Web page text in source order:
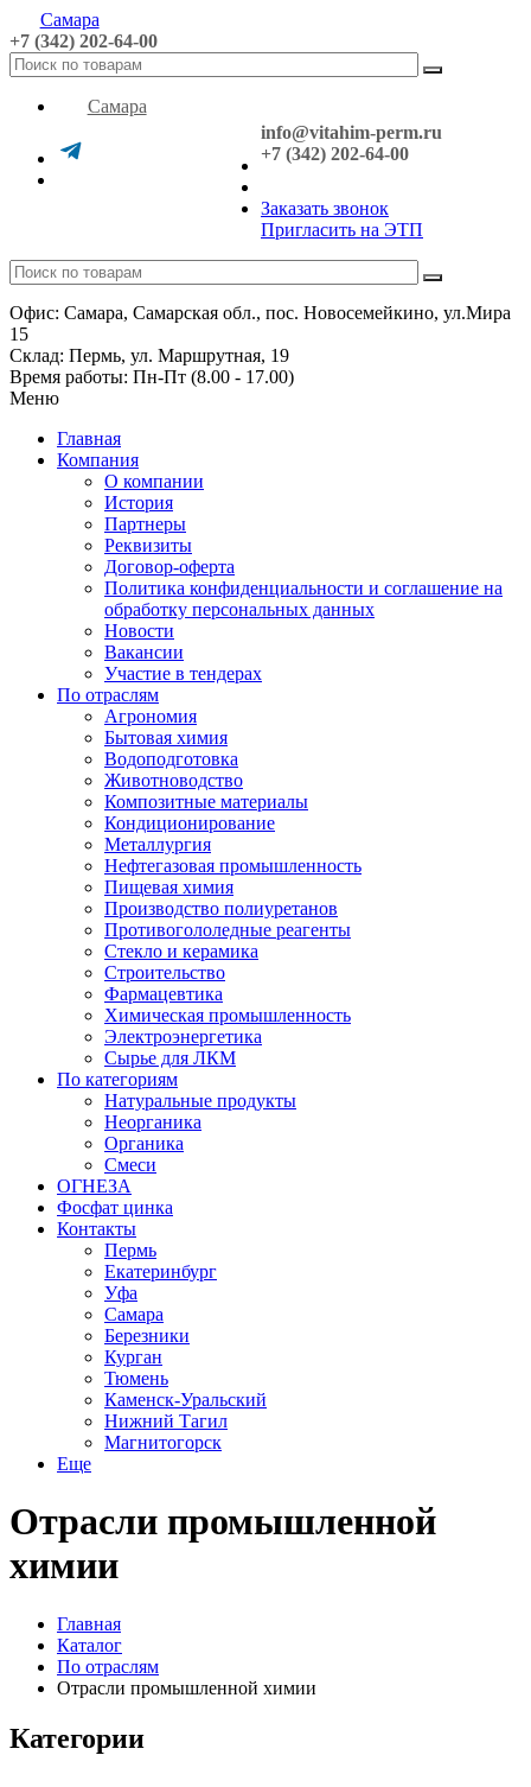
Самара
+7 (342) 202-64-00
Самара
info@vitahim-perm.ru
+7 (342) 202-64-00
Заказать звонок
Пригласить на ЭТП
Офис: Самара, Самарская обл., пос. Новосемейкино, ул.Мира
15
Склад: Пермь, ул. Маршрутная, 19
Время работы: Пн-Пт (8.00 - 17.00)
Меню
Главная
Компания
О компании
История
Партнеры
Реквизиты
Договор-оферта
Политика конфиденциальности и соглашение на
обработку персональных данных
Новости
Вакансии
Участие в тендерах
По отраслям
Агрономия
Бытовая химия
Водоподготовка
Животноводство
Композитные материалы
Кондиционирование
Металлургия
Нефтегазовая промышленность
Пищевая химия
Производство полиуретанов
Противогололедные реагенты
Стекло и керамика
Строительство
Фармацевтика
Химическая промышленность
Электроэнергетика
Сырье для ЛКМ
По категориям
Натуральные продукты
Неорганика
Органика
Смеси
ОГНЕЗА
Фосфат цинка
Контакты
Пермь
Екатеринбург
Уфа
Самара
Березники
Курган
Тюмень
Каменск-Уральский
Нижний Тагил
Магнитогорск
Еще
Отрасли промышленной
химии
Главная
Каталог
По отраслям
Отрасли промышленной химии
Категории